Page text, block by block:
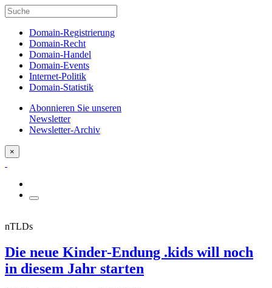
Domain-Registrierung
Domain-Recht
Domain-Handel
Domain-Events
Internet-Politik
Domain-Statistik
Abonnieren Sie unseren
Newsletter
Newsletter-Archiv
×
nTLDs
Die neue Kinder-Endung .kids will noch
in diesem Jahr starten